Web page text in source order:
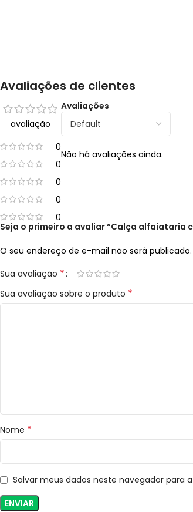
Avaliações de clientes
avaliação
0
0
0
0
0
Avaliações
Não há avaliações ainda.
Seja o primeiro a avaliar “Calça alfaiataria
O seu endereço de e-mail não será publicado.
Sua avaliação *
Sua avaliação sobre o produto *
Nome *
Salvar meus dados neste navegador para